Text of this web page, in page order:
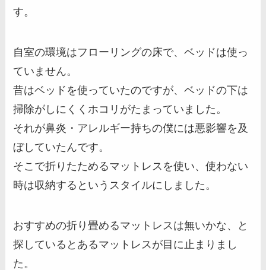
す。
自室の環境はフローリングの床で、ベッドは使っ
ていません。
昔はベッドを使っていたのですが、ベッドの下は
掃除がしにくくホコリがたまっていました。
それが鼻炎・アレルギー持ちの僕には悪影響を及
ぼしていたんです。
そこで折りたためるマットレスを使い、使わない
時は収納するというスタイルにしました。
おすすめの折り畳めるマットレスは無いかな、と
探しているとあるマットレスが目に止まりまし
た。